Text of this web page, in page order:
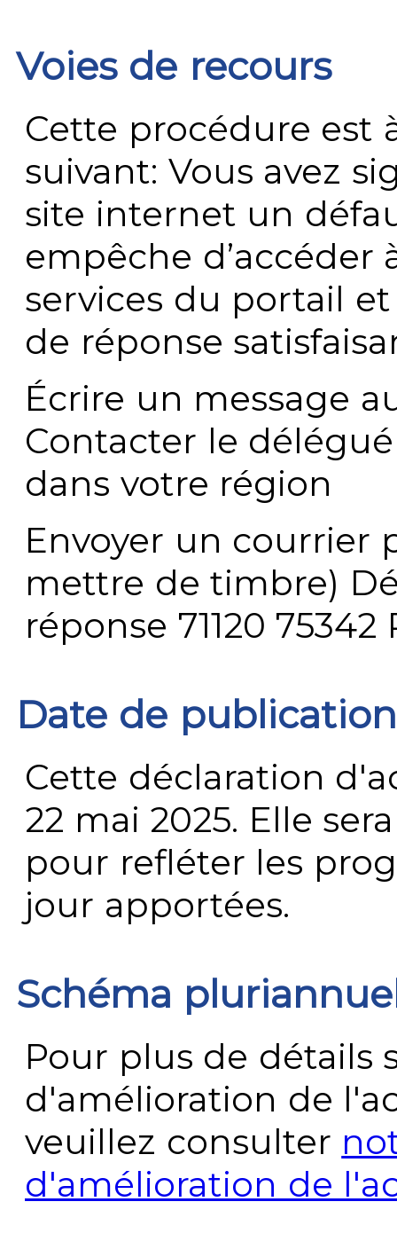
Voies de recours
Cette procédure est
suivant: Vous avez
site internet un
empêche
services du portail
de réponse
Écrire un message
Contacter le
dans votre région
Envoyer un courrier
mettre de timbre)
réponse 71120 75342
Date de publication
Cette déclaration
22 mai 2025. Elle
pour refléter les
jour apportées.
Schéma
Pour plus de détails
d'amélioration de
veuillez consulter
d'amélioration de